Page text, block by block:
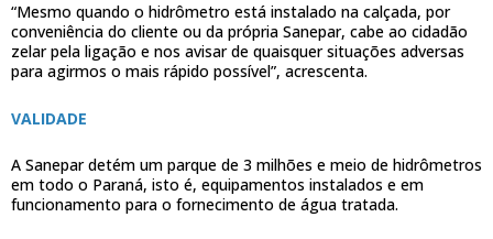
“Mesmo quando o hidrômetro está instalado na calçada, por
conveniência do cliente ou da própria Sanepar, cabe ao cidadão
zelar pela ligação e nos avisar de quaisquer situações adversas
para agirmos o mais rápido possível”, acrescenta.
VALIDADE
A Sanepar detém um parque de 3 milhões e meio de hidrômetros
em todo o Paraná, isto é, equipamentos instalados e em
funcionamento para o fornecimento de água tratada.